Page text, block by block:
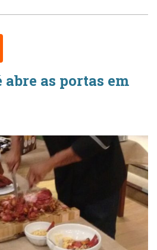
abre as portas em